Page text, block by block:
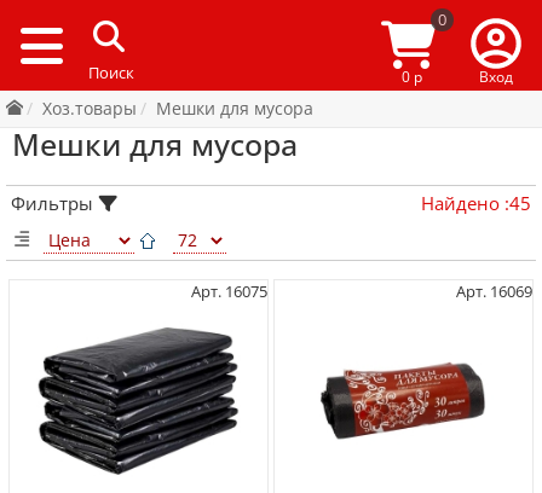
0
0 р Вход
Хоз.товары Мешки для мусора
Мешки для мусора
Фильтры Найдено :45
Арт. 16075 Арт. 16069